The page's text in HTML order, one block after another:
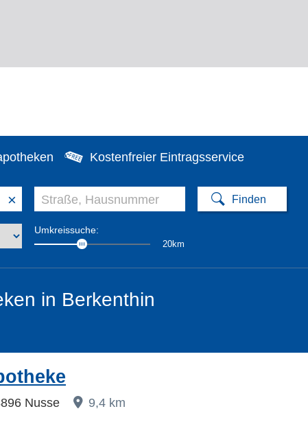
Kostenfreier Eintragsservice
×
Umkreissuche:
20km
in Berkenthin
Nusse
9,4 km